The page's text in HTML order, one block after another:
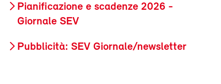
Pianificazione e scadenze 2026 -
Giornale SEV
Pubblicità: SEV Giornale/newsletter